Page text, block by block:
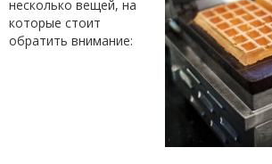
несколько вещей, на
которые стоит
обратить внимание: